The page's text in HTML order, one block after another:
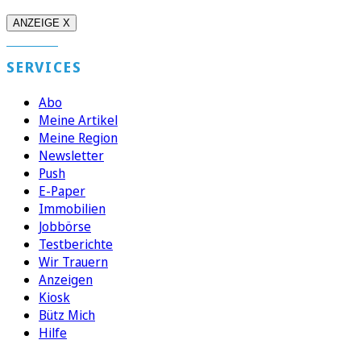
ANZEIGE X
SERVICES
Abo
Meine Artikel
Meine Region
Newsletter
Push
E-Paper
Immobilien
Jobbörse
Testberichte
Wir Trauern
Anzeigen
Kiosk
Bütz Mich
Hilfe